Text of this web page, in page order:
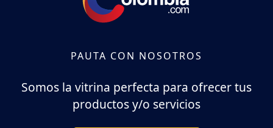
PAUTA CON NOSOTROS
Somos la vitrina perfecta para ofrecer tus
productos y/o servicios